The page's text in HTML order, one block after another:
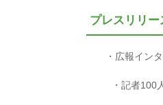
プレスリリー
広報イン
記者100